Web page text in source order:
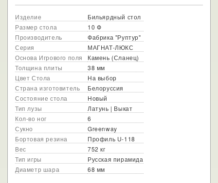
Изделие
Бильярдный стол
Размер стола
10 Ф
Производитель
Фабрика "Руптур"
Серия
МАГНАТ-ЛЮКС
Основа Игрового поля
Камень (Сланец)
Толщина плиты
38 мм
Цвет Стола
На выбор
Страна изготовитель
Белоруссия
Состояние стола
Новый
Тип лузы
Латунь | Выкат
Кол-во ног
6
Сукно
Greenway
Бортовая резина
Профиль U-118
Вес
752 кг
Тип игры
Русская пирамида
Диаметр шара
68 мм